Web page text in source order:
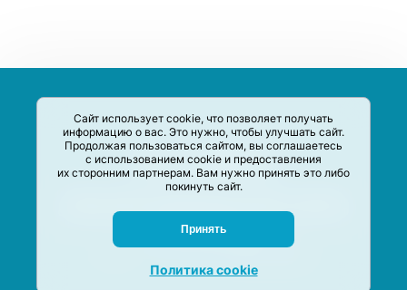
Сайт использует cookie, что позволяет получать
информацию о вас. Это нужно, чтобы улучшать сайт.
Продолжая пользоваться сайтом, вы соглашаетесь
с использованием cookie и предоставления
их сторонним партнерам. Вам нужно принять это либо
покинуть сайт.
Принять
Политика cookie
систематизации акций и скидок на товары и услуги в РФ
Задать вопрос
© M-Social production 2020 –2026